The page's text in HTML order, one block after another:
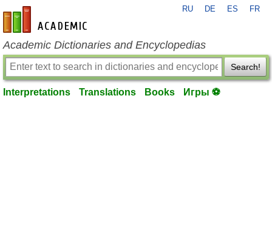
en-academic.com
RU DE ES FR
Academic Dictionaries and Encyclopedias
Search!
Interpretations Translations Books Игры ⚽